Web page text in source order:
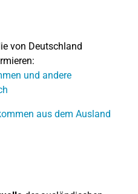
von Deutschland
und andere
aus dem Ausland